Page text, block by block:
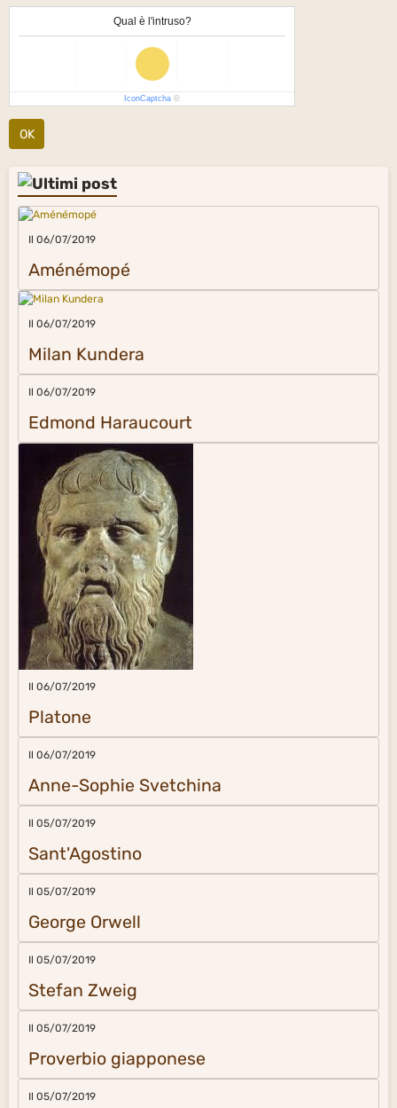
Qual è l'intruso?
IconCaptcha ©
OK
Il 06/07/2019
Aménémopé
Il 06/07/2019
Milan Kundera
Il 06/07/2019
Edmond Haraucourt
Il 06/07/2019
Platone
Il 06/07/2019
Anne-Sophie Svetchina
Il 05/07/2019
Sant'Agostino
Il 05/07/2019
George Orwell
Il 05/07/2019
Stefan Zweig
Il 05/07/2019
Proverbio giapponese
Il 05/07/2019